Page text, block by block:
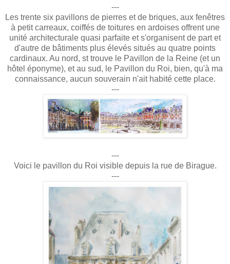
---
Les trente six pavillons de pierres et de briques, aux fenêtres
à petit carreaux, coiffés de toitures en ardoises offrent une
unité architecturale quasi parfaite et s'organisent de part et
d'autre de bâtiments plus élevés situés au quatre points
cardinaux. Au nord, st trouve le Pavillon de la Reine (et un
hôtel éponyme), et au sud, le Pavillon du Roi, bien, qu'à ma
connaissance, aucun souverain n'ait habité cette place.
---
---
Voici le pavillon du Roi visible depuis la rue de Birague.
---